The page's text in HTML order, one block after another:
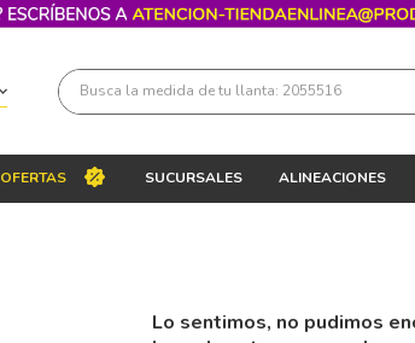
Busca la medida de tu llanta: 2055516
OFERTAS SUCURSALES ALINEACIONES
Lo sentimos, no pudimos
Términos más buscados